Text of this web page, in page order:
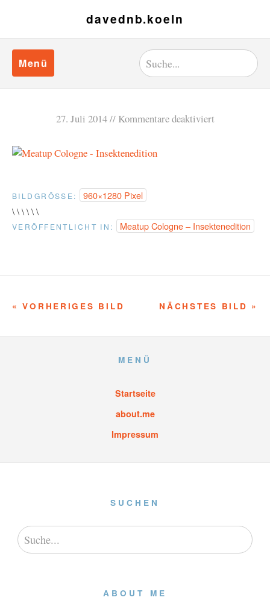
davednb.koeln
Menü
27. Juli 2014 Kommentare deaktiviert
BILDGRÖSSE:
960×1280 Pixel
\ \ \ \ \ \
VERÖFFENTLICHT IN: Meatup Cologne – Insektenedition
NÄCHSTES BILD »
« VORHERIGES BILD
MENÜ
Startseite
about.me
Impressum
SUCHEN
ABOUT ME